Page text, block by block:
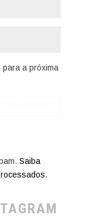
a próxima
Saiba
.